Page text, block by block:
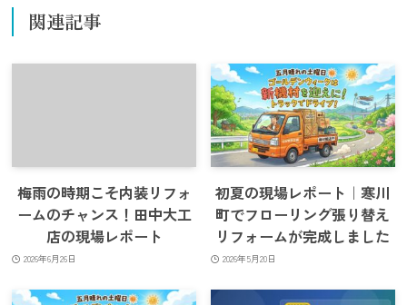
関連記事
梅雨の時期こそ内装リフォ
ームのチャンス！田中大工
店の現場レポート
2026年6月26日
初夏の現場レポート｜寒川
町でフローリング張り替え
リフォームが完成しました
2026年5月20日